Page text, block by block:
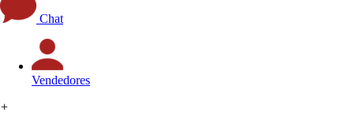
Chat
Vendedores
+